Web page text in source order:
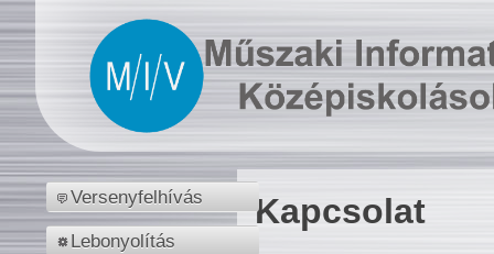
Versenyfelhívás
Lebonyolítás
Kapcsolat